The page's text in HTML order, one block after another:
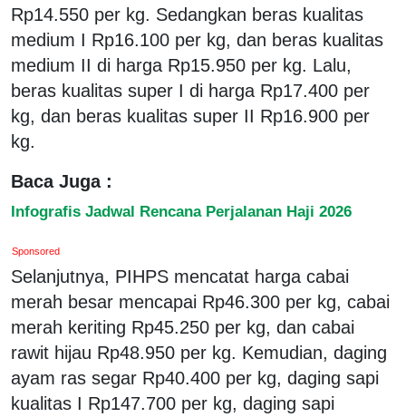
Rp14.550 per kg. Sedangkan beras kualitas
medium I Rp16.100 per kg, dan beras kualitas
medium II di harga Rp15.950 per kg. Lalu,
beras kualitas super I di harga Rp17.400 per
kg, dan beras kualitas super II Rp16.900 per
kg.
Baca Juga :
Infografis Jadwal Rencana Perjalanan Haji 2026
Sponsored
Selanjutnya, PIHPS mencatat harga cabai
merah besar mencapai Rp46.300 per kg, cabai
merah keriting Rp45.250 per kg, dan cabai
rawit hijau Rp48.950 per kg. Kemudian, daging
ayam ras segar Rp40.400 per kg, daging sapi
kualitas I Rp147.700 per kg, daging sapi